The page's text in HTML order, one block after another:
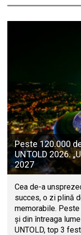
Peste 120.000
UNTOLD 2026.
2027
Cea de-a
succes, o zi plină
memorabile.
și din întreaga
UNTOLD, top 3